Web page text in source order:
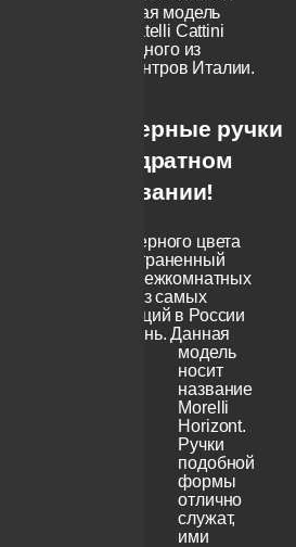
тяни- толкай! Данная модель
носит название Fratelli Cattini
Brescia - В честь одного из
промышленных центров Италии.
Черные дверные ручки
на квадратном
основании!
Рычаги дверные черного цвета
наиболее распространенный
подтип ручек для межкомнатных
дверей. Это одна из самых
продаваемых позиций в России
на сегодняшний день.Данная
модель
носит
название
Morelli
Horizont.
Ручки
подобной
формы
отлично
служат,
ими